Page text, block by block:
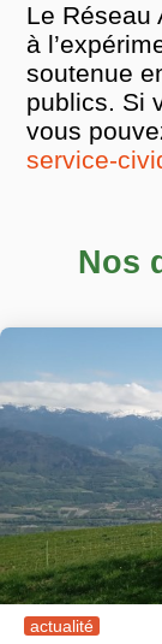
Le Réseau
à
soutenue
publics. Si
vous
service-
Nos
post
actualité